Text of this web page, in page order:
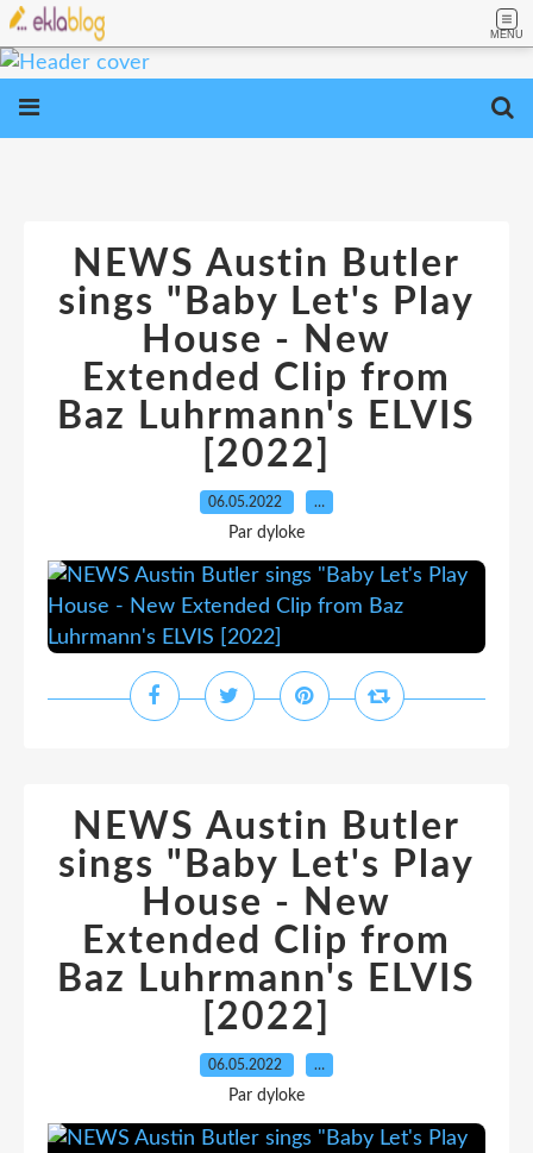
MENU
NEWS Austin Butler
sings "Baby Let's Play
House - New
Extended Clip from
Baz Luhrmann's ELVIS
[2022]
06.05.2022 …
Par dyloke
NEWS Austin Butler
sings "Baby Let's Play
House - New
Extended Clip from
Baz Luhrmann's ELVIS
[2022]
06.05.2022 …
Par dyloke